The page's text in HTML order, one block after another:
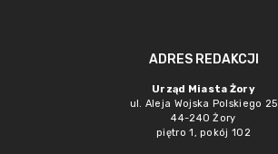
ADRES REDAKCJI
Urząd Miasta Żory
ul. Aleja Wojska Polskiego 25
44-240 Żory
piętro 1, pokój 102